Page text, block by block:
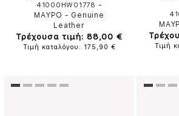
41000HW01778 -
ΜΑΥΡΟ - Genuine
Leather
Τρέχουσα τιμή: 88,00 €
Τιμή καταλόγου: 175,90 € Τιμή